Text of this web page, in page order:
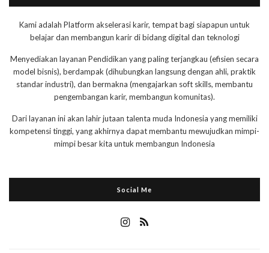
Kami adalah Platform akselerasi karir, tempat bagi siapapun untuk
belajar dan membangun karir di bidang digital dan teknologi
Menyediakan layanan Pendidikan yang paling terjangkau (efisien secara
model bisnis), berdampak (dihubungkan langsung dengan ahli, praktik
standar industri), dan bermakna (mengajarkan soft skills, membantu
pengembangan karir, membangun komunitas).
Dari layanan ini akan lahir jutaan talenta muda Indonesia yang memiliki
kompetensi tinggi, yang akhirnya dapat membantu mewujudkan mimpi-
mimpi besar kita untuk membangun Indonesia
Social Me